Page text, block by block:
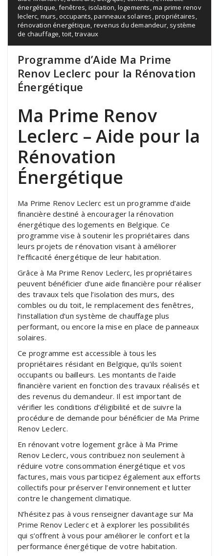
énergétique fenêtres isolation logements ,ma prime renov
leclerc murs ,occupants ,panneaux solaires ,propriétaires
rénovation énergétique revenus du demandeur, système
de chauffage toit ,travaux
Programme d’Aide Ma Prime
Renov Leclerc pour la Rénovation
Énergétique
Ma Prime Renov
Leclerc – Aide pour la
Rénovation
Énergétique
Ma Prime Renov Leclerc est un programme d’aide
financière destiné à encourager la rénovation
énergétique des logements en Belgique. Ce
programme vise à soutenir les propriétaires dans
leurs projets de rénovation visant à améliorer
l’efficacité énergétique de leur habitation.
Grâce à Ma Prime Renov Leclerc, les propriétaires
peuvent bénéficier d’une aide financière pour réaliser
des travaux tels que l’isolation des murs, des
combles ou du toit, le remplacement des fenêtres,
l’installation d’un système de chauffage plus
performant, ou encore la mise en place de panneaux
solaires.
Ce programme est accessible à tous les
propriétaires résidant en Belgique, qu’ils soient
occupants ou bailleurs. Les montants de l’aide
financière varient en fonction des travaux réalisés et
des revenus du demandeur. Il est important de
vérifier les conditions d’éligibilité et de suivre la
procédure de demande pour bénéficier de Ma Prime
Renov Leclerc.
En rénovant votre logement grâce à Ma Prime
Renov Leclerc, vous contribuez non seulement à
réduire votre consommation énergétique et vos
factures, mais vous participez également aux efforts
collectifs pour préserver l’environnement et lutter
contre le changement climatique.
N’hésitez pas à vous renseigner davantage sur Ma
Prime Renov Leclerc et à explorer les possibilités
qui s’offrent à vous pour améliorer le confort et la
performance énergétique de votre habitation.